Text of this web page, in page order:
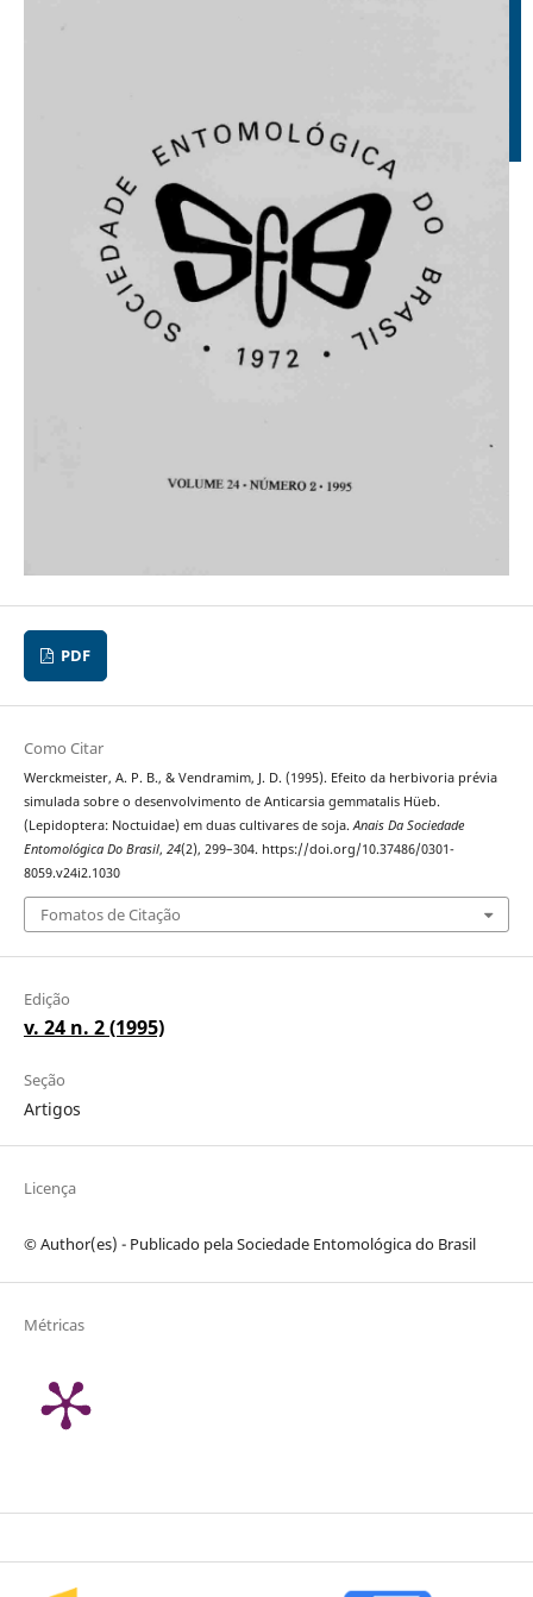
PDF
Como Citar
Werckmeister, A. P. B., & Vendramim, J. D. (1995). Efeito da herbivoria prévia
simulada sobre o desenvolvimento de Anticarsia gemmatalis Hüeb.
(Lepidoptera: Noctuidae) em duas cultivares de soja. Anais Da Sociedade
Entomológica Do Brasil, 24(2), 299–304. https://doi.org/10.37486/0301-
8059.v24i2.1030
Fomatos de Citação
Edição
v. 24 n. 2 (1995)
Seção
Artigos
Licença
© Author(es) - Publicado pela Sociedade Entomológica do Brasil
Métricas